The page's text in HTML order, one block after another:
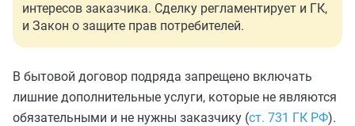
интересов заказчика. Сделку регламентирует и ГК,
и Закон о защите прав потребителей.
В бытовой договор подряда запрещено включать
лишние дополнительные услуги, которые не являются
обязательными и не нужны заказчику (ст. 731 ГК РФ).